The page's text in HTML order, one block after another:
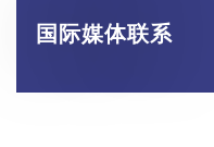
国际媒体联系